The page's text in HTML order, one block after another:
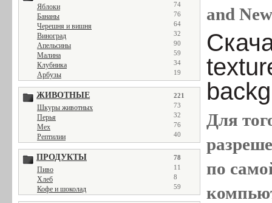
Яблоки 74
Бананы 76
Черешня и вишня 64
Виноград 32
Апельсины 90
Малина 59
Клубника 34
Арбузы 19
ЖИВОТНЫЕ 221
Шкуры животных 73
Перья 32
Мех 76
Рептилии 40
ПРОДУКТЫ 78
Пиво 11
Хлеб 8
Кофе и шоколад 59
and
Для
по